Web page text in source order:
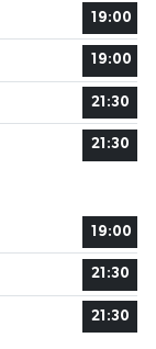
19:00
19:00
21:30
21:30
19:00
21:30
21:30